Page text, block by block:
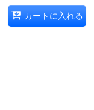
カートに入れる